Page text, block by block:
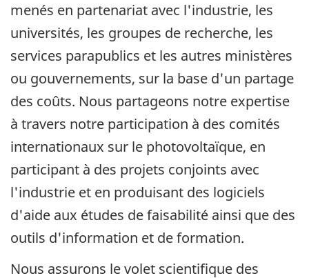
menés en partenariat avec l'industrie, les
universités, les groupes de recherche, les
services parapublics et les autres ministères
ou gouvernements, sur la base d'un partage
des coûts. Nous partageons notre expertise
à travers notre participation à des comités
internationaux sur le photovoltaïque, en
participant à des projets conjoints avec
l'industrie et en produisant des logiciels
d'aide aux études de faisabilité ainsi que des
outils d'information et de formation.
Nous assurons le volet scientifique des